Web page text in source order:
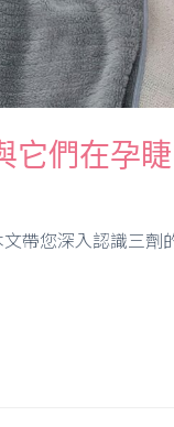
它們在孕
帶您深入認識三